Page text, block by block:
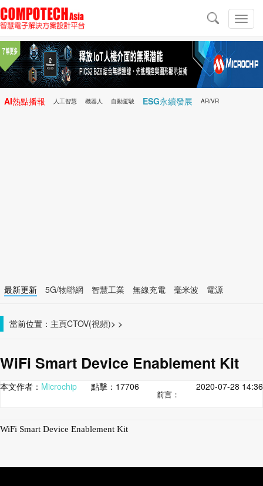
切
換
導
導
航
AI熱點播報 人工智慧 機器人 自動駕駛 ESG永續發展 AR/VR
最新更新 5G/物聯網 智慧工業 無線充電 毫米波
電源
當前位置： 主頁 >
CTOV(視頻) >
WiFi Smart Device Enablement Kit
本文作者： Microchip 點擊： 17706 2020-07-28 14:36
前言：
WiFi Smart Device Enablement Kit